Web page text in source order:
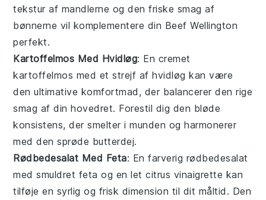
tekstur af mandlerne og den friske smag af
bønnerne vil komplementere din Beef Wellington
perfekt.
Kartoffelmos Med Hvidløg: En cremet
kartoffelmos med et strejf afhvidløg kan være
den ultimative komfortmad, der balancerer den rige
smag af din hovedret. Forestil dig den bløde
konsistens, der smelter i munden og harmonerer
med den sprøde butterdej.
Rødbedesalat Med Feta: En farverig rødbedesalat
med smuldret feta og en letcitrus vinaigrette kan
tilføje en syrlig og frisk dimension til dit måltid. Den